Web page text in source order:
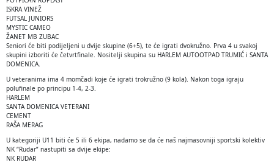
ISKRA VINEŽ
FUTSAL JUNIORS
MYSTIC CAMEO
ŽANET MB ZUBAC
Seniori će biti podijeljeni u dvije skupine (6+5), te će igrati dvokružno. Prva 4 u svakoj
skupini izboriti će četvrtfinale. Nositelji skupina su HARLEM AUTOOTPAD TRUMIĆ i SANTA
DOMENICA.
U veteranima ima 4 momčadi koje će igrati trokružno (9 kola). Nakon toga igraju
polufinale po principu 1-4, 2-3.
HARLEM
SANTA DOMENICA VETERANI
CEMENT
RAŠA MERAG
U kategoriji U11 biti će 5 ili 6 ekipa, nadamo se da će naš najmasovniji sportski kolektiv
NK “Rudar” nastupiti sa dvije ekipe:
NK RUDAR